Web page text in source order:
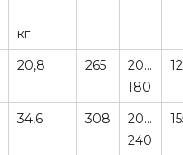
кг
20,8 265
20…
180
34,6 308
20…
240